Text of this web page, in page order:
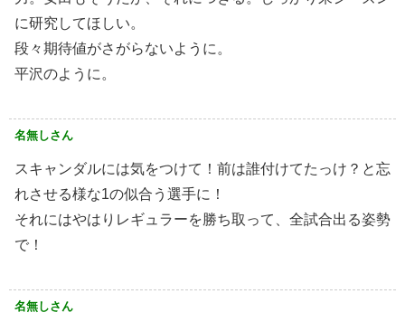
に研究してほしい。
段々期待値がさがらないように。
平沢のように。
名無しさん
スキャンダルには気をつけて！前は誰付けてたっけ？と忘
れさせる様な1の似合う選手に！
それにはやはりレギュラーを勝ち取って、全試合出る姿勢
で！
名無しさん